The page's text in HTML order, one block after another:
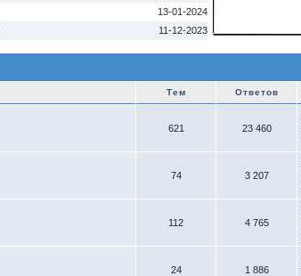
13-01-2024
11-12-2023
Тем Ответов
621 23 460
74 3 207
112 4 765
24 1 886